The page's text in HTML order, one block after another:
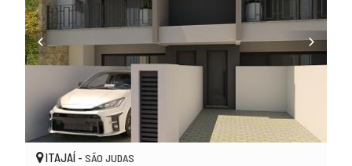
ITAJAÍ - SÃO JUDAS